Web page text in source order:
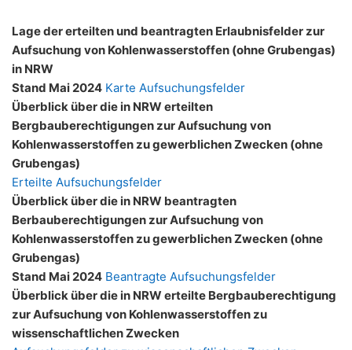
Lage der erteilten und beantragten Erlaubnisfelder zur
Aufsuchung von Kohlenwasserstoffen (ohne Grubengas)
in NRW
Stand Mai 2024 Karte Aufsuchungsfelder
Überblick über die in NRW erteilten
Bergbauberechtigungen zur Aufsuchung von
Kohlenwasserstoffen zu gewerblichen Zwecken (ohne
Grubengas)
Erteilte Aufsuchungsfelder
Überblick über die in NRW beantragten
Berbauberechtigungen zur Aufsuchung von
Kohlenwasserstoffen zu gewerblichen Zwecken (ohne
Grubengas)
Stand Mai 2024 Beantragte Aufsuchungsfelder
Überblick über die in NRW erteilte Bergbauberechtigung
zur Aufsuchung von Kohlenwasserstoffen zu
wissenschaftlichen Zwecken